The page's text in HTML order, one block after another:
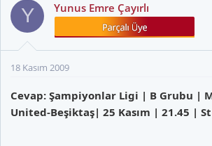
Y Yunus Emre Çayırlı
18 Kasım 2009
Cevap: Şampiyonlar Ligi | B Grubu |
United-Beşiktaş| 25 Kasım | 21.45 | St